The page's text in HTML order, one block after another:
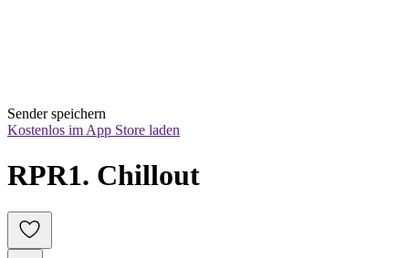
Sender speichern
Kostenlos im App Store laden
RPR1. Chillout